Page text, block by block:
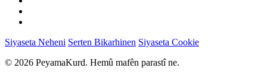
Siyaseta Neheni Serten Bikarhinen Siyaseta Cookie
© 2026 PeyamaKurd. Hemû mafên parastî ne.